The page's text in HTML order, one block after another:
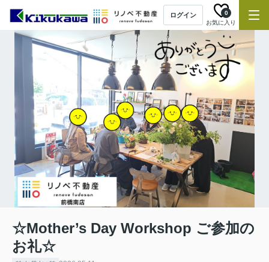
ログイン
お気に入り
0
☆Mother’s Day Workshop ご参加の
お礼☆